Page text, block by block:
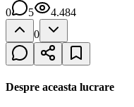
0
5
4.484
0
Despre aceasta lucrare